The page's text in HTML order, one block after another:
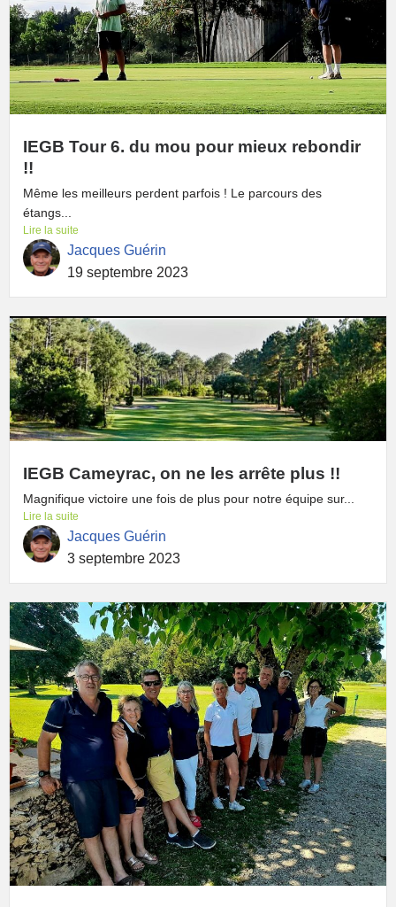
IEGB Tour 6. du mou pour mieux rebondir
!!
Même les meilleurs perdent parfois ! Le parcours des
étangs...
Lire la suite
Jacques Guérin
19 septembre 2023
IEGB Cameyrac, on ne les arrête plus !!
Magnifique victoire une fois de plus pour notre équipe sur...
Lire la suite
Jacques Guérin
3 septembre 2023